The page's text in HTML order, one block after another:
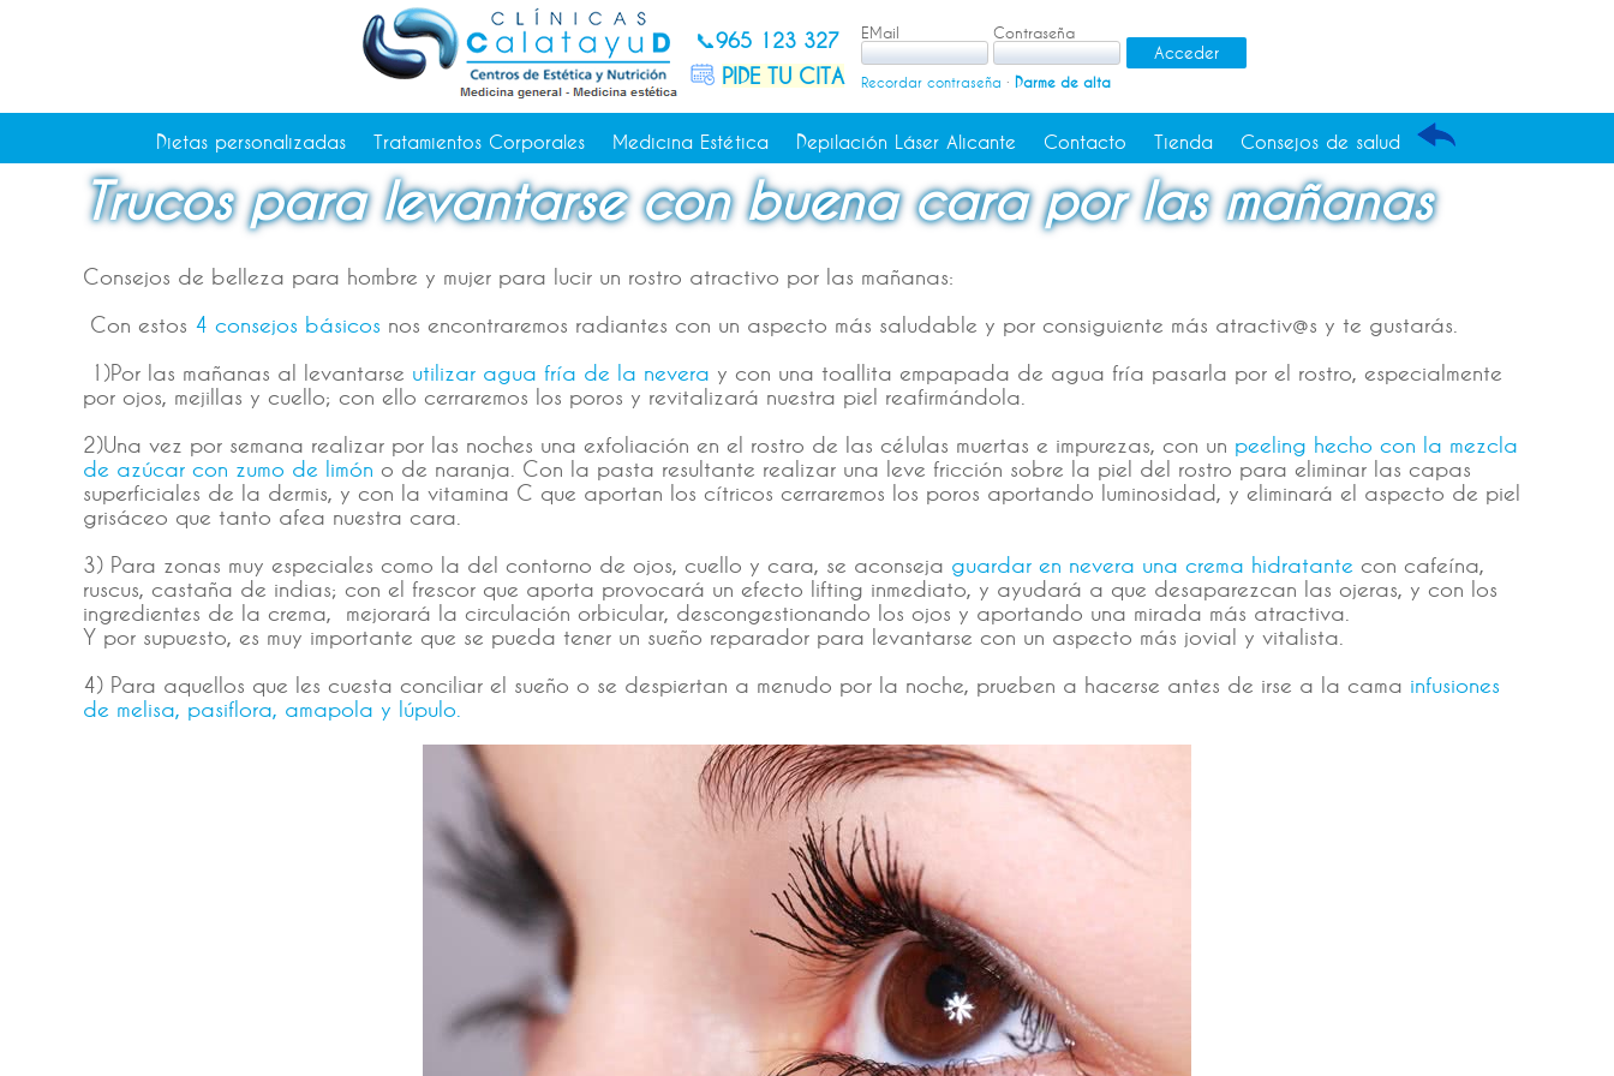
📞965 123 327
PIDE TU CITA
EMail Contraseña
Recordar contraseña · Darme de alta
Dietas personalizadas Tratamientos Corporales Medicina Estética Depilación Láser Alicante Contacto Tienda Consejos de salud
Consejos de salud
Trucos para levantarse con buena cara por las mañanas
Consejos de belleza para hombre y mujer para lucir un rostro atractivo por las mañanas:
Con estos 4 consejos básicos nos encontraremos radiantes con un aspecto más saludable y por consiguiente más atractiv@s y te gustarás.
1)Por las mañanas al levantarse utilizar agua fría de la nevera y con una toallita empapada de agua fría pasarla por el rostro, especialmente
por ojos, mejillas y cuello; con ello cerraremos los poros y revitalizará nuestra piel reafirmándola.
2)Una vez por semana realizar por las noches una exfoliación en el rostro de las células muertas e impurezas, con un peeling hecho con la mezcla
de azúcar con zumo de limón o de naranja. Con la pasta resultante realizar una leve fricción sobre la piel del rostro para eliminar las capas
superficiales de la dermis, y con la vitamina C que aportan los cítricos cerraremos los poros aportando luminosidad, y eliminará el aspecto de piel
grisáceo que tanto afea nuestra cara.
3) Para zonas muy especiales como la del contorno de ojos, cuello y cara, se aconseja guardar en nevera una crema hidratante con cafeína,
ruscus, castaña de indias; con el frescor que aporta provocará un efecto lifting inmediato, y ayudará a que desaparezcan las ojeras, y con los
ingredientes de la crema, mejorará la circulación orbicular, descongestionando los ojos y aportando una mirada más atractiva.
Y por supuesto, es muy importante que se pueda tener un sueño reparador para levantarse con un aspecto más jovial y vitalista.
4) Para aquellos que les cuesta conciliar el sueño o se despiertan a menudo por la noche, prueben a hacerse antes de irse a la cama infusiones
de melisa, pasiflora, amapola y lúpulo.